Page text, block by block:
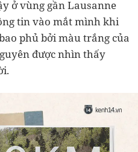
ở vùng gần Lausanne
tin vào mắt mình khi
phủ bởi màu trắng của
được nhìn thấy